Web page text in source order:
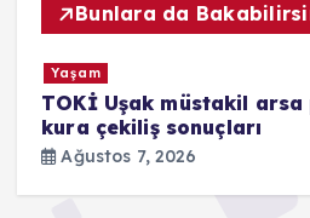
Bunlara da
Yaşam
TOKİ Uşak müstakil
kura çekiliş sonuçları
Ağustos 7, 2026